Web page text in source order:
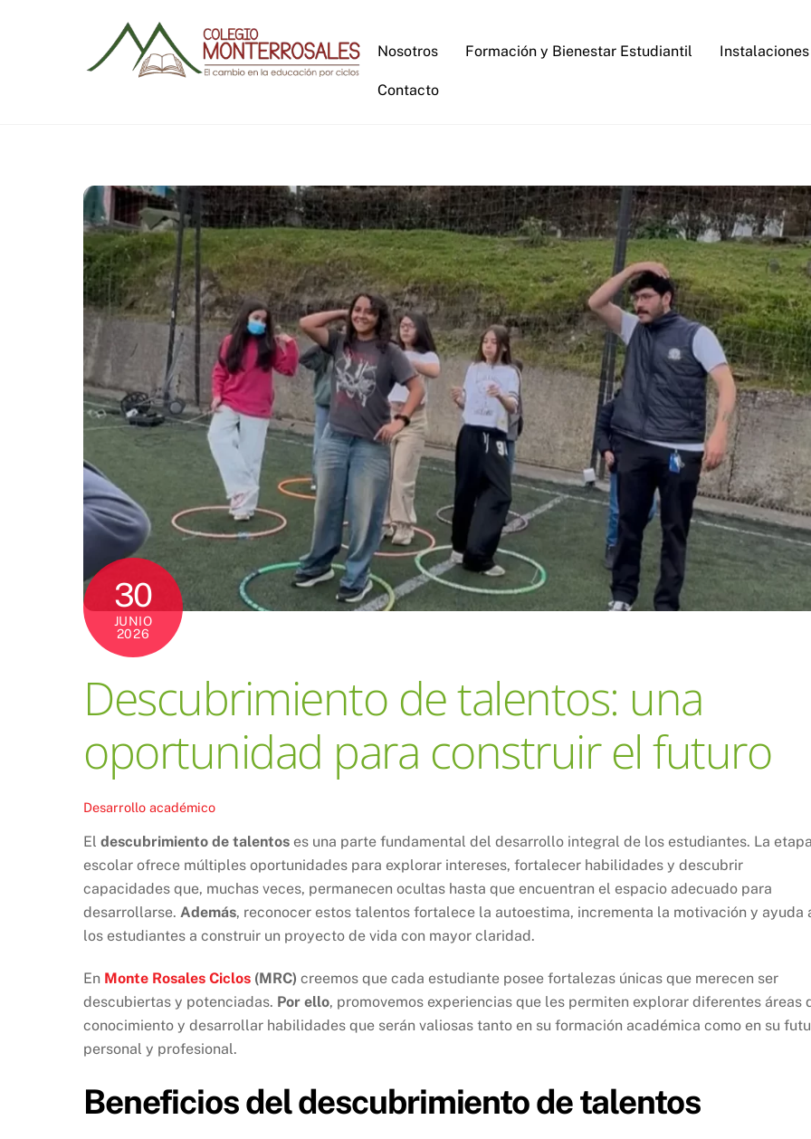
Nosotros Formación y Bienestar Estudiantil Instalaciones
Contacto
30
JUNIO
2026
Descubrimiento de talentos: una
oportunidad para construir el futuro
Desarrollo académico
El descubrimiento de talentos es una parte fundamental del desarrollo integral de los estudiantes. La
escolar ofrece múltiples oportunidades para explorar intereses, fortalecer habilidades y descubrir
capacidades que, muchas veces, permanecen ocultas hasta que encuentran el espacio adecuado para
desarrollarse. Además, reconocer estos talentos fortalece la autoestima, incrementa la motivación y ayuda
los estudiantes a construir un proyecto de vida con mayor claridad.
En Monte Rosales Ciclos (MRC) creemos que cada estudiante posee fortalezas únicas que merecen ser
descubiertas y potenciadas. Por ello, promovemos experiencias que les permiten explorar diferentes áreas
conocimiento y desarrollar habilidades que serán valiosas tanto en su formación académica como en su
personal y profesional.
Beneficios del descubrimiento de talentos